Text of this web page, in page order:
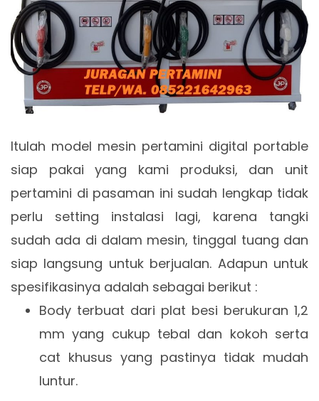
Itulah model mesin pertamini digital portable
siap pakai yang kami produksi, dan unit
pertamini di pasaman ini sudah lengkap tidak
perlu setting instalasi lagi, karena tangki
sudah ada di dalam mesin, tinggal tuang dan
siap langsung untuk berjualan. Adapun untuk
spesifikasinya adalah sebagai berikut :
Body terbuat dari plat besi berukuran 1,2
mm yang cukup tebal dan kokoh serta
cat khusus yang pastinya tidak mudah
luntur.